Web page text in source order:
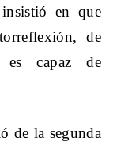
en que
de
es capaz de
de la segunda